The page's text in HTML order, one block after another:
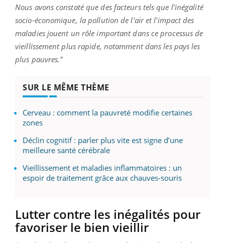
Nous avons constaté que des facteurs tels que l'inégalité
socio-économique, la pollution de l'air et l'impact des
maladies jouent un rôle important dans ce processus de
vieillissement plus rapide, notamment dans les pays les
plus pauvres."
SUR LE MÊME THÈME
Cerveau : comment la pauvreté modifie certaines
zones
Déclin cognitif : parler plus vite est signe d’une
meilleure santé cérébrale
Vieillissement et maladies inflammatoires : un
espoir de traitement grâce aux chauves-souris
Lutter contre les inégalités pour
favoriser le bien vieillir